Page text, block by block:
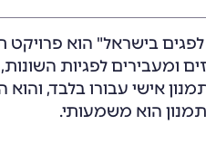
בישראל" הוא
ומעבירים לפגיות
אישי עבורו בלבד,
הוא משמעותי.